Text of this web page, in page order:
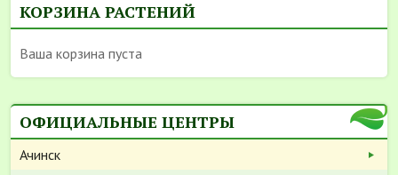
КОРЗИНА РАСТЕНИЙ
Ваша корзина пуста
ОФИЦИАЛЬНЫЕ ЦЕНТРЫ
Ачинск